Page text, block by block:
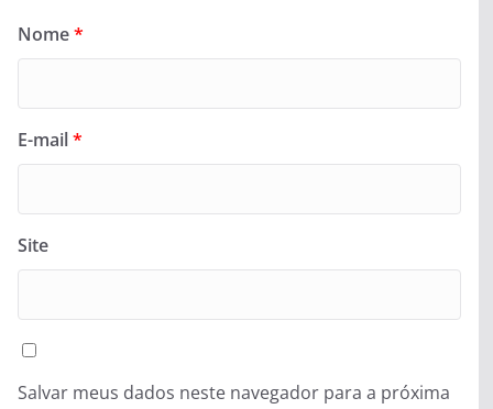
Nome*
E-mail*
Site
Salvar meus dados neste navegador para a próxima